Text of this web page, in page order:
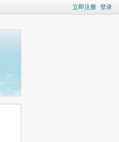
立即注册 登录